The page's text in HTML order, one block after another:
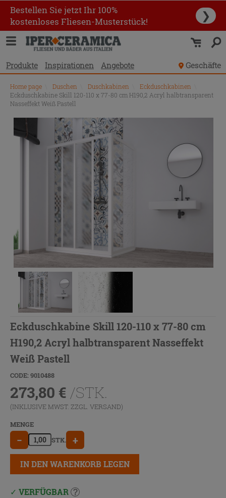
Bestellen Sie jetzt Ihr 100%
kostenloses Fliesen-Musterstück!
❯
Produkte Inspirationen Angebote Geschäfte
Home page Duschen Duschkabinen Eckduschkabinen
Eckduschkabine Skill 120-110 x 77-80 cm H190,2 Acryl halbtransparent
Nasseffekt Weiß Pastell
Eckduschkabine Skill 120-110 x 77-80 cm
H190,2 Acryl halbtransparent Nasseffekt
Weiß Pastell
CODE: 9010488
273,80 € /STK.
(INKLUSIVE MWST. ZZGL. VERSAND)
MENGE
− STK. +
IN DEN WARENKORB LEGEN
VERFÜGBAR